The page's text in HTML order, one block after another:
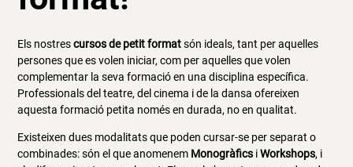
Els nostrescursos de petit formatsón ideals, tant per aquelles
persones que es volen iniciar, com per aquelles que volen
complementar la seva formació en una disciplina específica.
Professionals del teatre, del cinema i de la dansa ofereixen
aquesta formació petita només en durada, no en qualitat.
Existeixen dues modalitats que poden cursar-se per separat o
combinades: són el que anomenem Monogràfics iWorkshops, i